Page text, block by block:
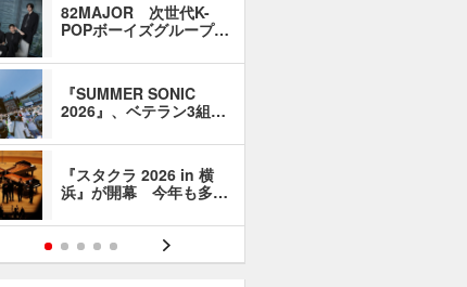
82MAJOR 次世代K-
POPボーイズグループ…
『SUMMER SONIC
2026』、ベテラン3組…
『スタクラ 2026 in 横
浜』が開幕 今年も多…